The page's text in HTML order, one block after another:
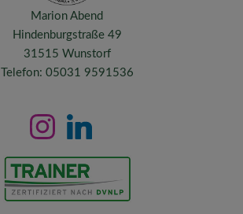
Marion Abend
Hindenburgstraße 49
31515 Wunstorf
Telefon: 05031 9591536